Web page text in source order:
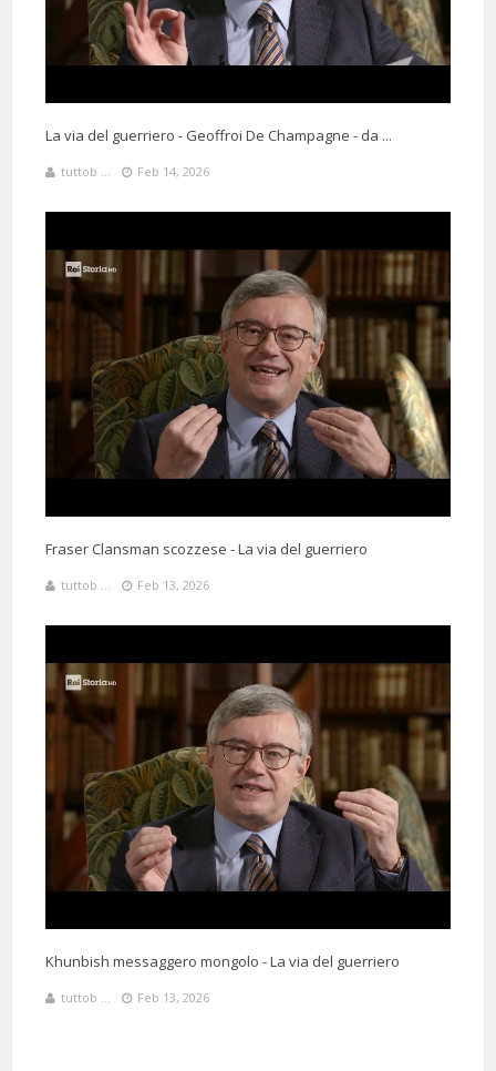
La via del guerriero - Geoffroi De Champagne - da ...
tuttob ... Feb 14, 2026
Fraser Clansman scozzese - La via del guerriero
tuttob ... Feb 13, 2026
Khunbish messaggero mongolo - La via del guerriero
tuttob ... Feb 13, 2026